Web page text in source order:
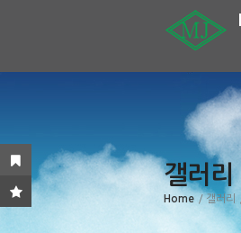
갤러리
Home / 갤러리
Sketchbook5, 스
Sketchbook5, 스
Sketchbook5, 스
Sketchbook5, 스